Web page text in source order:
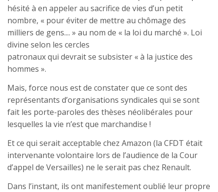
hésité à en appeler au sacrifice de vies d’un petit
nombre, « pour éviter de mettre au chômage des
milliers de gens.... » au nom de « la loi du marché ». Loi
divine selon les cercles
patronaux qui devrait se subsister « à la justice des
hommes ».
Mais, force nous est de constater que ce sont des
représentants d’organisations syndicales qui se sont
fait les porte-paroles des thèses néolibérales pour
lesquelles la vie n’est que marchandise !
Et ce qui serait acceptable chez Amazon (la CFDT était
intervenante volontaire lors de l’audience de la Cour
d’appel de Versailles) ne le serait pas chez Renault.
Dans l’instant, ils ont manifestement oublié leur propre